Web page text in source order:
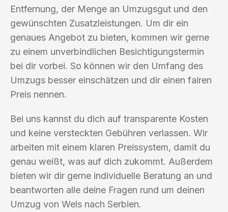
Entfernung, der Menge an Umzugsgut und den
gewünschten Zusatzleistungen. Um dir ein
genaues Angebot zu bieten, kommen wir gerne
zu einem unverbindlichen Besichtigungstermin
bei dir vorbei. So können wir den Umfang des
Umzugs besser einschätzen und dir einen fairen
Preis nennen.
Bei uns kannst du dich auf transparente Kosten
und keine versteckten Gebühren verlassen. Wir
arbeiten mit einem klaren Preissystem, damit du
genau weißt, was auf dich zukommt. Außerdem
bieten wir dir gerne individuelle Beratung an und
beantworten alle deine Fragen rund um deinen
Umzug von Wels nach Serbien.